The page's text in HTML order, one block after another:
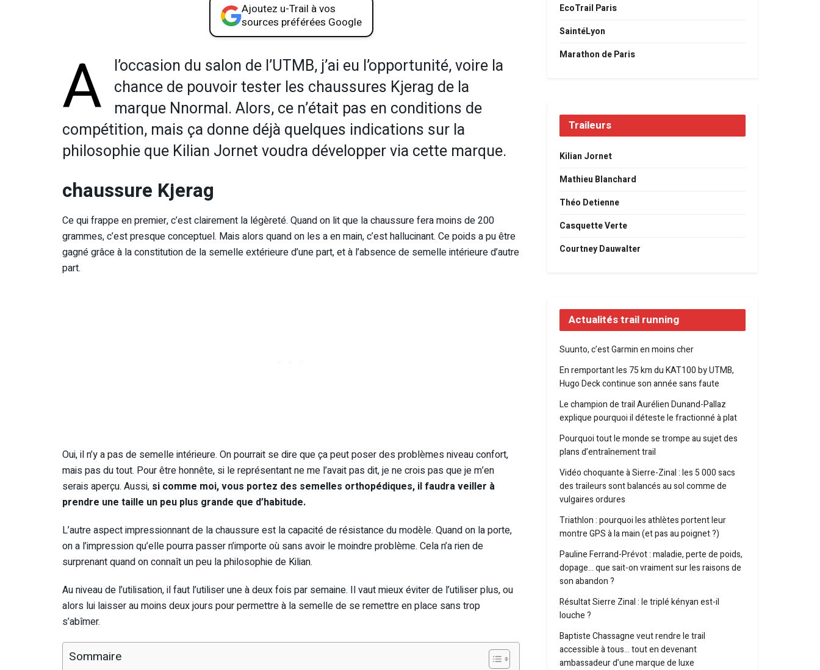
Ajoutez u-Trail à vos
sources préférées Google
A
l’occasion du salon de l’UTMB, j’ai eu l’opportunité, voire la
chance de pouvoir tester les chaussures Kjerag de la
marque Nnormal. Alors, ce n’était pas en conditions de
compétition, mais ça donne déjà quelques indications sur la
philosophie que Kilian Jornet voudra développer via cette marque.
chaussure Kjerag
Ce qui frappe en premier, c’est clairement la légèreté. Quand on lit que la chaussure fera moins de 200
grammes, c’est presque conceptuel. Mais alors quand on les a en main, c’est hallucinant. Ce poids a pu être
gagné grâce à la constitution de la semelle extérieure d’une part, et à l’absence de semelle intérieure d’autre
part.
Oui, il n’y a pas de semelle intérieure. On pourrait se dire que ça peut poser des problèmes niveau confort,
mais pas du tout. Pour être honnête, si le représentant ne me l’avait pas dit, je ne crois pas que je m’en
serais aperçu. Aussi, si comme moi, vous portez des semelles orthopédiques, il faudra veiller à
prendre une taille un peu plus grande que d’habitude.
L’autre aspect impressionnant de la chaussure est la capacité de résistance du modèle. Quand on la porte,
on a l’impression qu’elle pourra passer n’importe où sans avoir le moindre problème. Cela n’a rien de
surprenant quand on connaît un peu la philosophie de Kilian.
Au niveau de l’utilisation, il faut l’utiliser une à deux fois par semaine. Il vaut mieux éviter de l’utiliser plus, ou
alors lui laisser au moins deux jours pour permettre à la semelle de se remettre en place sans trop
s’abîmer.
Sommaire
EcoTrail Paris
SaintéLyon
Marathon de Paris
Traileurs
Kilian Jornet
Mathieu Blanchard
Théo Detienne
Casquette Verte
Courtney Dauwalter
Actualités trail running
Suunto, c’est Garmin en moins cher
En remportant les 75 km du KAT100 by UTMB,
Hugo Deck continue son année sans faute
Le champion de trail Aurélien Dunand-Pallaz
explique pourquoi il déteste le fractionné à plat
Pourquoi tout le monde se trompe au sujet des
plans d’entraînement trail
Vidéo choquante à Sierre-Zinal : les 5 000 sacs
des traileurs sont balancés au sol comme de
vulgaires ordures
Triathlon : pourquoi les athlètes portent leur
montre GPS à la main (et pas au poignet ?)
Pauline Ferrand-Prévot : maladie, perte de poids,
dopage… que sait-on vraiment sur les raisons de
son abandon ?
Résultat Sierre Zinal : le triplé kényan est-il
louche ?
Baptiste Chassagne veut rendre le trail
accessible à tous… tout en devenant
ambassadeur d’une marque de luxe